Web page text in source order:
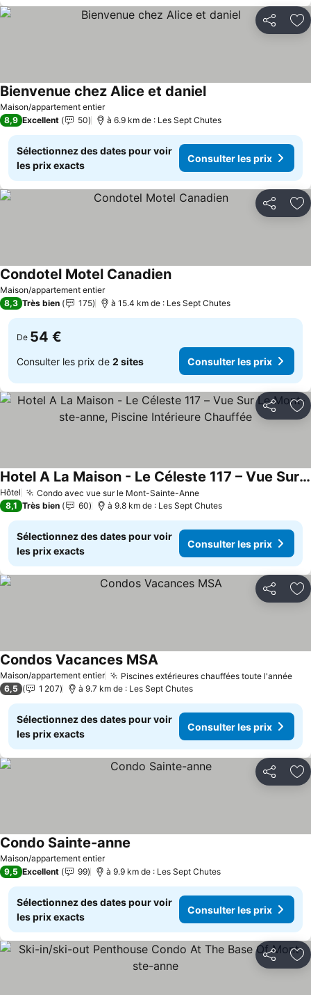
Partager
Maison/appartement entier
Bienvenue chez Alice et daniel
8,9 Excellent 50 à 6.9 km de : Les Sept Chutes
Sélectionnez des dates pour voir
les prix exacts
Consulter les prix
Partager
Maison/appartement entier
Condotel Motel Canadien
8,3 Très bien 175 à 15.4 km de : Les Sept Chutes
De 54 €
Consulter les prix de 2 sites Consulter les prix
Partager
Hôtel Condo avec vue sur le Mont-Sainte-Anne
Hotel A La Maison - Le Céleste 117 – Vue Sur Le Mont-ste-anne, Piscine Intérieure Chauffée
8,1 Très bien 60 à 9.8 km de : Les Sept Chutes
Sélectionnez des dates pour voir
les prix exacts
Consulter les prix
Partager
Maison/appartement entier Piscines extérieures chauffées toute l'année
Condos Vacances MSA
6,5 1 207 à 9.7 km de : Les Sept Chutes
Sélectionnez des dates pour voir
les prix exacts
Consulter les prix
Partager
Maison/appartement entier
Condo Sainte-anne
9,5 Excellent 99 à 9.9 km de : Les Sept Chutes
Sélectionnez des dates pour voir
les prix exacts
Consulter les prix
Partager